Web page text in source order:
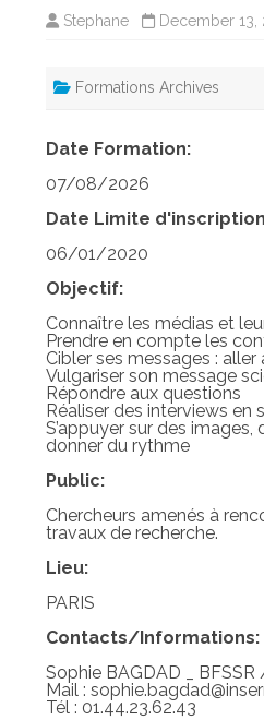
Stephane December 13,
Formations Archives
Date Formation:
07/08/2026
Date Limite
06/01/2020
Objectif:
Connaître les médias et
Prendre en compte les
Cibler ses messages :
Vulgariser son message
Répondre aux questions
Réaliser des interviews
S’appuyer sur des
donner du rythme
Public:
Chercheurs amenés à
travaux de recherche.
Lieu:
PARIS
Contacts/Informations:
Sophie BAGDAD _ BFSSR
Mail :
Tél : 01.44.23.62.43